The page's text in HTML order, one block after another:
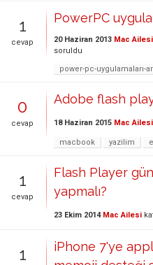
1
cevap
PowerPC
20 Haziran 2013 Mac Ailesi
soruldu
power-pc-uygulamaları-
0
cevap
Adobe flash
18 Haziran 2015 Mac Ailesi
macbook yazilim
1
cevap
Flash Player
yapmalı?
23 Ekim 2014 Mac Ailesi
1
iPhone 7'ye